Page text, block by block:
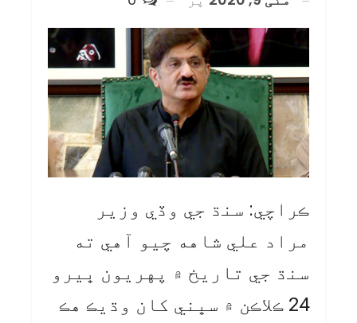
ڪراچي: سنڌ جي وڏي وزير
مراد علي شاهه چيو آهي ته
سنڌ جي تاريخ ۾ پهريون ڀيرو
24 ڪلاڪن ۾ سڀني کان وڌيڪ هڪ